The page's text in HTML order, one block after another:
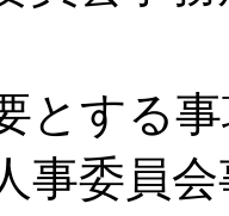
とする
事委員